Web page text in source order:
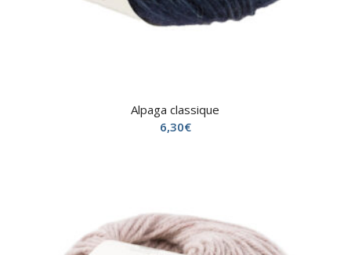
Alpaga classique
6,30€